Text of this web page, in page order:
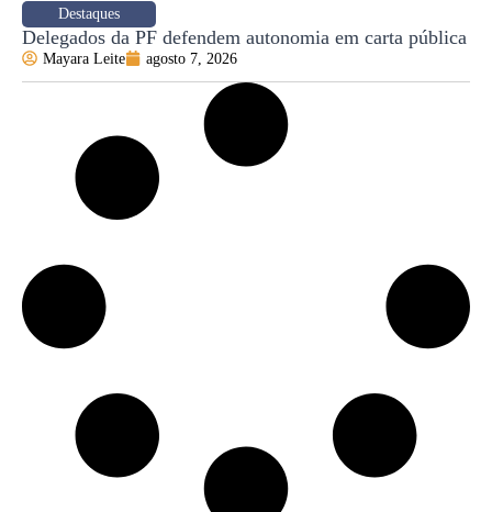
Destaques
Delegados da PF defendem autonomia em carta pública
Mayara Leite agosto 7, 2026